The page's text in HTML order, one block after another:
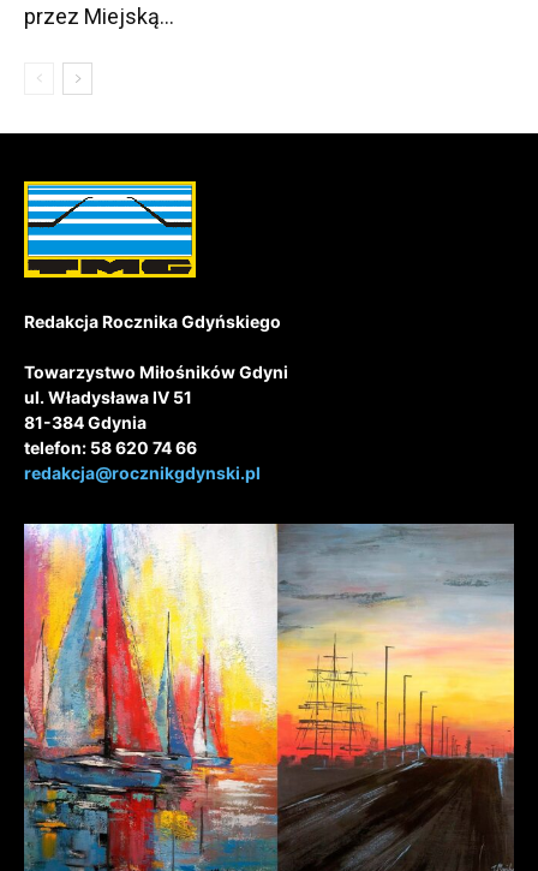
przez Miejską...
Redakcja Rocznika Gdyńskiego
Towarzystwo Miłośników Gdyni
ul. Władysława IV 51
81-384 Gdynia
telefon: 58 620 74 66
redakcja@rocznikgdynski.pl